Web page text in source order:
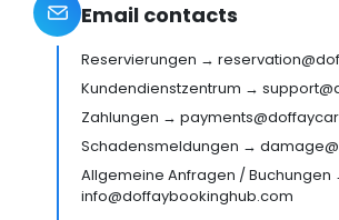
Email contacts
Reservierungen →
Kundendienstzentrum →
Zahlungen →
Schadensmeldungen →
Allgemeine Anfragen / Buchungen
info@doffaybookinghub.com